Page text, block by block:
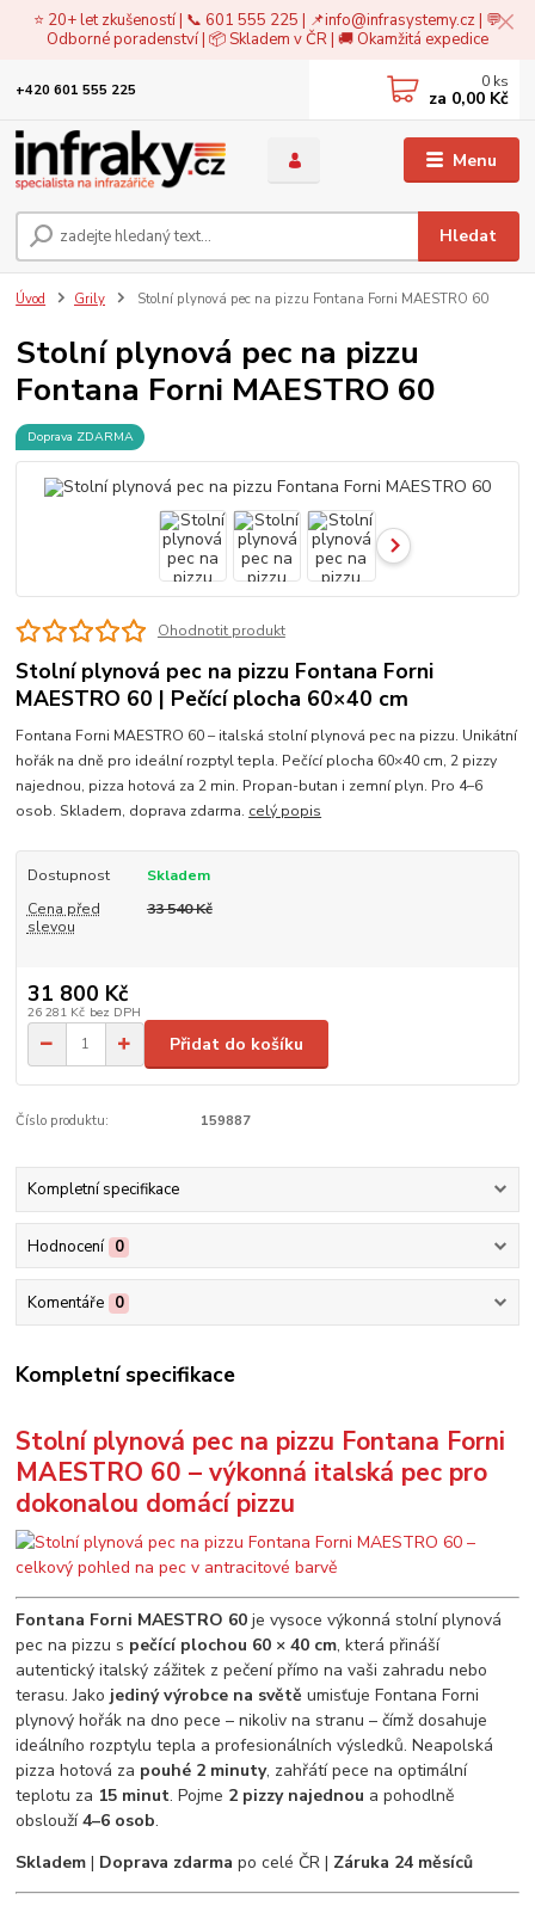
⭐ 20+ let zkušeností | 📞 601 555 225 | 📌info@infrasystemy.cz| 💬
Odborné poradenství | 📦 Skladem v ČR | 🚚 Okamžitá expedice
Menu
Hledat
+420 601 555 225 0 ks
za 0,00 Kč
Úvod Grily Stolní plynová pec na pizzu Fontana Forni MAESTRO 60
Stolní plynová pec na pizzu
Fontana Forni MAESTRO 60
Doprava ZDARMA
Ohodnotit produkt
Stolní plynová pec na pizzu Fontana Forni
MAESTRO 60 | Pečící plocha 60×40 cm
Fontana Forni MAESTRO 60 – italská stolní plynová pec na pizzu. Unikátní
hořák na dně pro ideální rozptyl tepla. Pečící plocha 60×40 cm, 2 pizzy
najednou, pizza hotová za 2 min. Propan-butan i zemní plyn. Pro 4–6
osob. Skladem, doprava zdarma. celý popis
Dostupnost
Skladem
Cena před
slevou
33 540 Kč
31 800 Kč
26 281 Kč bez DPH
Přidat do košíku
Číslo produktu: 159887
Kompletní specifikace
Hodnocení 0
Komentáře 0
Kompletní specifikace
Stolní plynová pec na pizzu Fontana Forni
MAESTRO 60 – výkonná italská pec pro
dokonalou domácí pizzu
Fontana Forni MAESTRO 60 je vysoce výkonná stolní plynová
pec na pizzu s pečící plochou 60 × 40 cm, která přináší
autentický italský zážitek z pečení přímo na vaši zahradu nebo
terasu. Jako jediný výrobce na světě umisťuje Fontana Forni
plynový hořák na dno pece – nikoliv na stranu – čímž dosahuje
ideálního rozptylu tepla a profesionálních výsledků. Neapolská
pizza hotová za pouhé 2 minuty, zahřátí pece na optimální
teplotu za 15 minut. Pojme 2 pizzy najednou a pohodlně
obslouží4–6 osob.
Skladem | Doprava zdarma po celé ČR | Záruka 24 měsíců